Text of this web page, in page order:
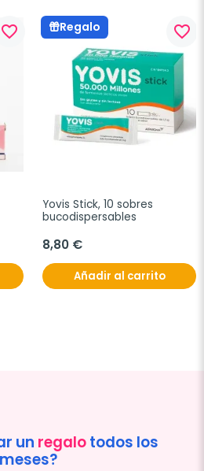
favorite_border Regalo favorite_border
Yovis Stick, 10 sobres
bucodispersables
8,80 €
Añadir al carrito
un regalotodos los
meses?